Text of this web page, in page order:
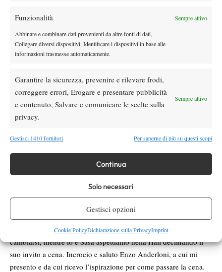
Funzionalità Sempre attivo
Abbinare e combinare dati provenienti da altre fonti di dati,
Collegare diversi dispositivi, Identificare i dispositivi in base alle
informazioni trasmesse automaticamente.
Garantire la sicurezza, prevenire e rilevare frodi,
correggere errori, Erogare e presentare pubblicità
e contenuto, Salvare e comunicare le scelte sulla
privacy.
Sempre attivo
Gestisci 1410 fornitori Per saperne di più su questi scopi
Continua
Solo necessari
Gestisci opzioni
Cookie PolicyDichiarazione sulla PrivacyImprint
Murray. Mi siedo in seconda fila, nel posto lasciato libero da
Pietrangeli, dietro a papà Fognini e papà Quinzi in versione
ultras. Il match è avvincente, il pubblico finalmente caloroso.
Seppi si procura svariati set point, ma Murray innalza il livello e
Quinzi in piedi ad aizzare la folla e Fulvio a battere le mani. Sul
5/5 Pascal decide di sospendere l’incontro per oscurità (“Come
c***o fai madonna oh! Madonna!” avrebbe detto qualcuno)…
Torniamo tutti insieme nella solita zona giocatori, saluto Fabio,
Nella “camionetta” guidata da un simpaticissimo napoletano che
ci illumina sui modi di trasgredire tipici del luogo, sono presenti
anche Rianna, Donati e Quinzi, che non troppo lucido non
piedi, dopo che Fulvio ne stava riportando ai presenti le sue doti
Scarichiamo all’ Hotel Vesuvio i due giovani, e raggiungiamo
l’Hotel Excelsior dove alloggia Fulvio. Lo lasciamo andare a
cambiarsi, mentre io è Sasà aspettiamo nella Hall declinando il
suo invito a cena. Incrocio e saluto Enzo Anderloni, a cui mi
presento e da cui ricevo l’ispirazione per come passare la cena.